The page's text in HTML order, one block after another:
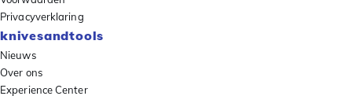
Privacyverklaring
knivesandtools
Nieuws
Over ons
Experience Center